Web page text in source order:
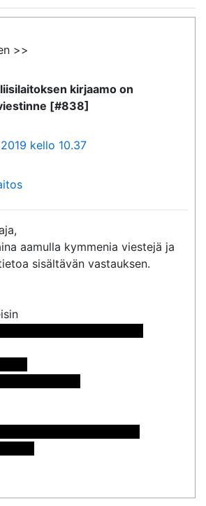
>>
kirjaamo on
[#838]
kello 10.37
aamulla kymmenia viestejä ja
sisältävän vastauksen.